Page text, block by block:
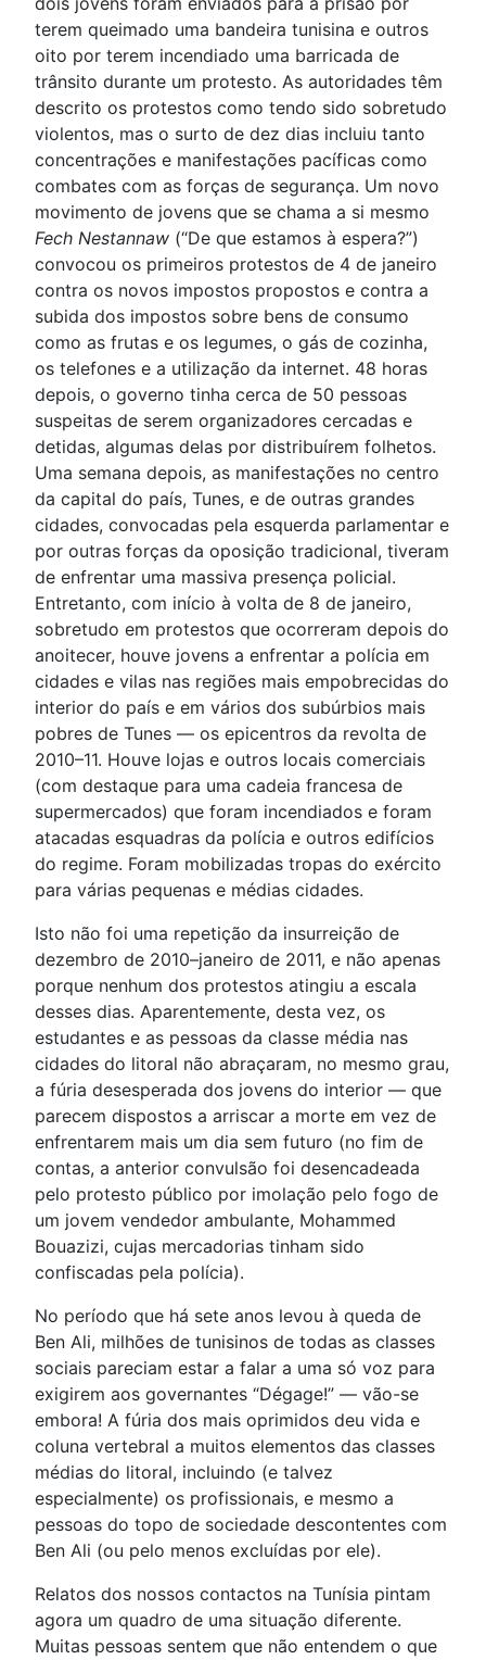
terem queimado uma bandeira tunisina e outros
oito por terem incendiado uma barricada de
trânsito durante um protesto. As autoridades têm
descrito os protestos como tendo sido sobretudo
violentos, mas o surto de dez dias incluiu tanto
concentrações e manifestações pacíficas como
combates com as forças de segurança. Um novo
movimento de jovens que se chama a si mesmo
Fech Nestannaw (“De que estamos à espera?”)
convocou os primeiros protestos de 4 de janeiro
contra os novos impostos propostos e contra a
subida dos impostos sobre bens de consumo
como as frutas e os legumes, o gás de cozinha,
os telefones e a utilização da internet. 48 horas
depois, o governo tinha cerca de 50 pessoas
suspeitas de serem organizadores cercadas e
detidas, algumas delas por distribuírem folhetos.
Uma semana depois, as manifestações no centro
da capital do país, Tunes, e de outras grandes
cidades, convocadas pela esquerda parlamentar e
por outras forças da oposição tradicional, tiveram
de enfrentar uma massiva presença policial.
Entretanto, com início à volta de 8 de janeiro,
sobretudo em protestos que ocorreram depois do
anoitecer, houve jovens a enfrentar a polícia em
cidades e vilas nas regiões mais empobrecidas do
interior do país e em vários dos subúrbios mais
pobres de Tunes — os epicentros da revolta de
2010–11. Houve lojas e outros locais comerciais
(com destaque para uma cadeia francesa de
supermercados) que foram incendiados e foram
atacadas esquadras da polícia e outros edifícios
do regime. Foram mobilizadas tropas do exército
para várias pequenas e médias cidades.
Isto não foi uma repetição da insurreição de
dezembro de 2010–janeiro de 2011, e não apenas
porque nenhum dos protestos atingiu a escala
desses dias. Aparentemente, desta vez, os
estudantes e as pessoas da classe média nas
cidades do litoral não abraçaram, no mesmo grau,
a fúria desesperada dos jovens do interior — que
parecem dispostos a arriscar a morte em vez de
enfrentarem mais um dia sem futuro (no fim de
contas, a anterior convulsão foi desencadeada
pelo protesto público por imolação pelo fogo de
um jovem vendedor ambulante, Mohammed
Bouazizi, cujas mercadorias tinham sido
confiscadas pela polícia).
No período que há sete anos levou à queda de
Ben Ali, milhões de tunisinos de todas as classes
sociais pareciam estar a falar a uma só voz para
exigirem aos governantes “Dégage!” — vão-se
embora! A fúria dos mais oprimidos deu vida e
coluna vertebral a muitos elementos das classes
médias do litoral, incluindo (e talvez
especialmente) os profissionais, e mesmo a
pessoas do topo de sociedade descontentes com
Ben Ali (ou pelo menos excluídas por ele).
Relatos dos nossos contactos na Tunísia pintam
agora um quadro de uma situação diferente.
Muitas pessoas sentem que não entendem o que